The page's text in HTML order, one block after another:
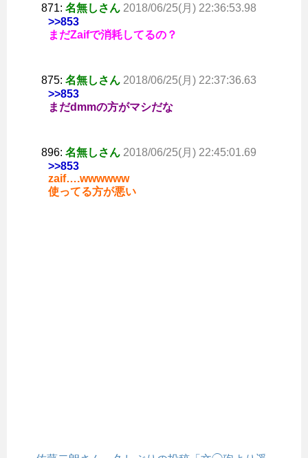
871: 名無しさん 2018/06/25(月) 22:36:53.98
>>853
まだZaifで消耗してるの？
875: 名無しさん 2018/06/25(月) 22:37:36.63
>>853
まだdmmの方がマシだな
896: 名無しさん 2018/06/25(月) 22:45:01.69
>>853
zaif….wwwwww
使ってる方が悪い